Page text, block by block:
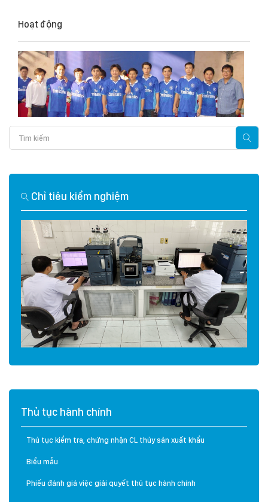
Hoạt động
Chỉ tiêu kiểm nghiệm
Thủ tục hành chính
Thủ tục kiểm tra, chứng nhận CL thủy sản xuất khẩu
Biểu mẫu
Phiếu đánh giá việc giải quyết thủ tục hành chính